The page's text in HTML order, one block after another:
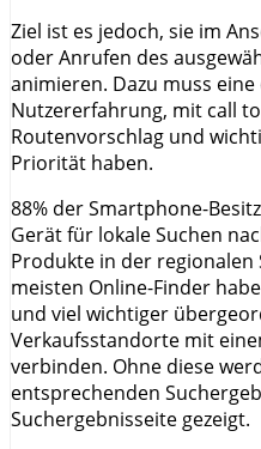
Ziel ist es jedoch, sie im
oder Anrufen des
animieren. Dazu muss
Nutzererfahrung, mit call
Routenvorschlag und
Priorität haben.
88% der Smartphone-
Gerät für lokale Suchen
Produkte in der regionalen
meisten Online-Finder
und viel wichtiger
Verkaufsstandorte mit
verbinden. Ohne diese
entsprechenden
Suchergebnisseite gezeigt.